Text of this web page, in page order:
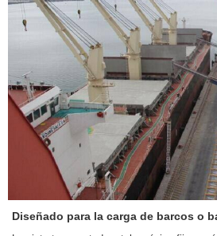
Diseñado para la carga de barcos o